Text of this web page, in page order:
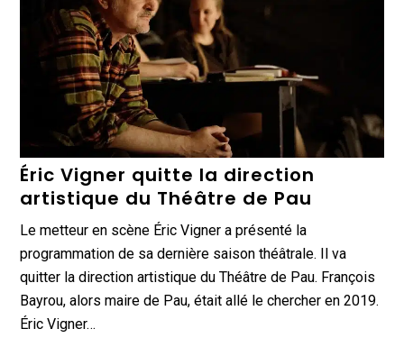
Éric Vigner quitte la direction
artistique du Théâtre de Pau
Le metteur en scène Éric Vigner a présenté la
programmation de sa dernière saison théâtrale. Il va
quitter la direction artistique du Théâtre de Pau. François
Bayrou, alors maire de Pau, était allé le chercher en 2019.
Éric Vigner…